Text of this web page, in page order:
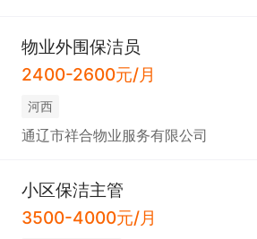
物业外围保洁员
2400-2600元/月
河西
通辽市祥合物业服务有限公司
小区保洁主管
3500-4000元/月